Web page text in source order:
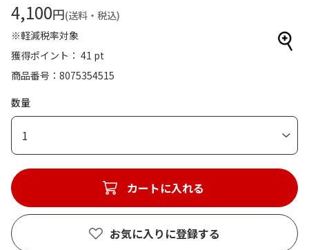
4,100円(送料・税込)
※軽減税率対象
獲得ポイント： 41 pt
商品番号
8075354515
数量
1
カートに入れる
お気に入りに登録する